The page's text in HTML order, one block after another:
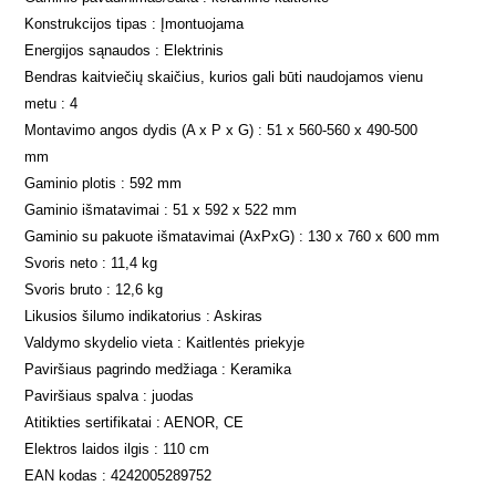
Konstrukcijos tipas : Įmontuojama
Energijos sąnaudos : Elektrinis
Bendras kaitviečių skaičius, kurios gali būti naudojamos vienu
metu : 4
Montavimo angos dydis (A x P x G) : 51 x 560-560 x 490-500
mm
Gaminio plotis : 592 mm
Gaminio išmatavimai : 51 x 592 x 522 mm
Gaminio su pakuote išmatavimai (AxPxG) : 130 x 760 x 600 mm
Svoris neto : 11,4 kg
Svoris bruto : 12,6 kg
Likusios šilumo indikatorius : Askiras
Valdymo skydelio vieta : Kaitlentės priekyje
Paviršiaus pagrindo medžiaga : Keramika
Paviršiaus spalva : juodas
Atitikties sertifikatai : AENOR, CE
Elektros laidos ilgis : 110 cm
EAN kodas : 4242005289752